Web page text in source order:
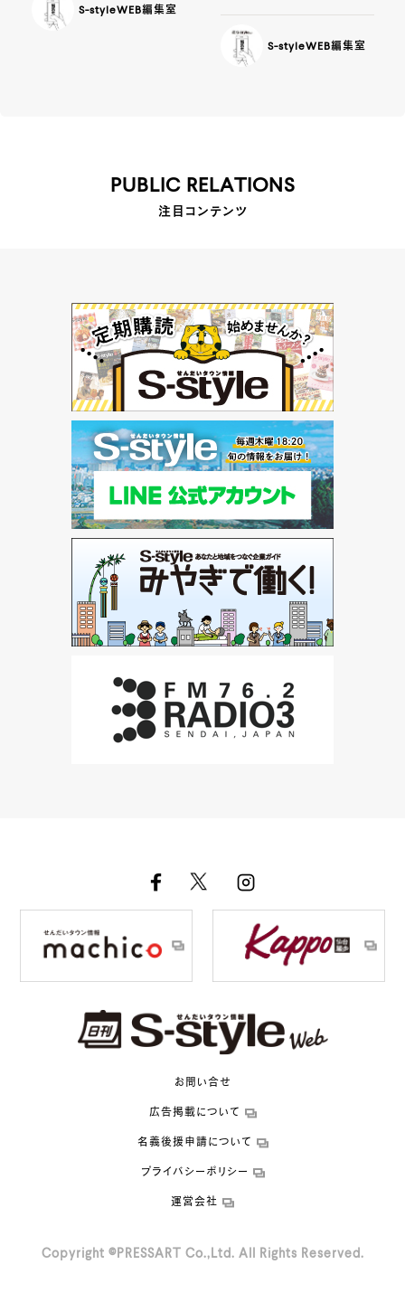
S-styleWEB編集室
S-styleWEB編集室
PUBLIC RELATIONS
注目コンテンツ
お問い合せ
広告掲載について
名義後援申請について
プライバシーポリシー
運営会社
Copyright ©PRESSART Co.,Ltd. All Rights Reserved.